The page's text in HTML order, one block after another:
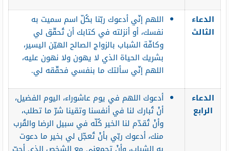
الدعاء
الثالث
اللهم إنّي أدعوك ربّنا بكُلّ اسم سميت به
نفسك، أو أنزلته في كتابك أن تُحقّق لي
وكافّة الشباب بالزواج الصالح الهيّن اليسير،
بشريك الحياة الذي لا يهون ولا نهون عليه،
اللهم إنّي سألتك ما بنفسي فحقّقه لي.
الدعاء
الرابع
أدعوك اللهم في يوم عاشوراء، اليوم الفضيل،
أنْ تُبارك لنا في أنفسنا وتقينا شرّ ما تطلب،
وأنْ تُقدّم لنا الخير كُلّه في سبيل الرضا والقُرب
منك، أدعوك ربّي بأنْ تُعجّل لي بخير ما دعوت